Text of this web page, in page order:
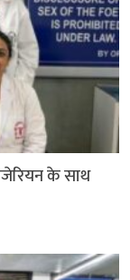
के साथ